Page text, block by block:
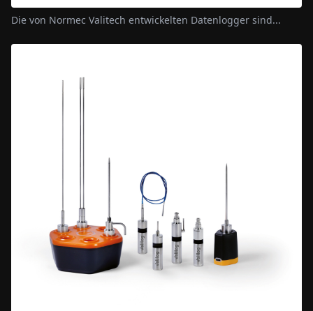
Die von Normec Valitech entwickelten Datenlogger sind...